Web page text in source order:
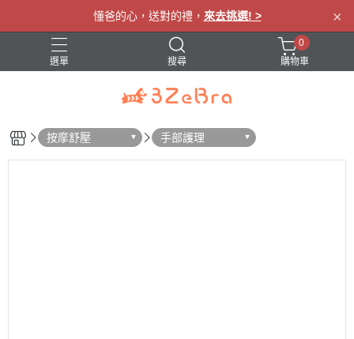
懂爸的心，送對的禮， 來去挑選! > ×
選單 搜尋
眼罩 肩頸按摩 腰部按摩 腿部按摩
0
購物車
按摩舒壓 手部護理